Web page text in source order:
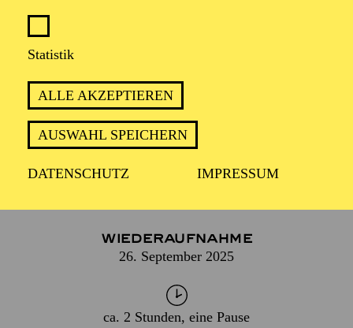
Statistik
ALLE AKZEPTIEREN
AUSWAHL SPEICHERN
DATENSCHUTZ IMPRESSUM
BEN VAN CAUWENBERGH UND
ARMEN HAKOBYAN SETZEN DEM
KÜNSTLER EIN TÄNZERISCHES
DENKMAL.
PREMIERE
WIEDERAUFNAHME
26. September 2025
ca. 2 Stunden, eine Pause